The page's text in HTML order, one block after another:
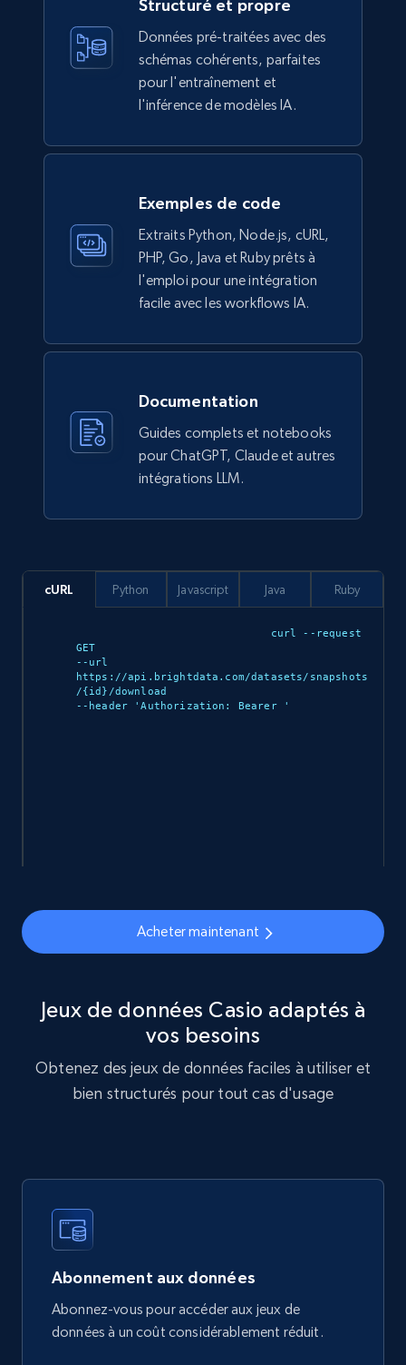
count, Main image, Category url, Category, and
more.
Walmart sellers info
Seller id, URL, Catalog seller id, Seller name, Seller
display name, Seller email, Seller phone, Seller
about us, and more.
eCommerce
88+
Ozon.ru products
URL, Sku, Breadcrumbs, Name, Rating, Review
eCommerce
897+
URL, Product id, Title, Original price, Final price,
Discount rate, Currency, Description, and more.
eCommerce
Google Shopping products search US
URL, Product id, Title, Final price, Initial price,
eCommerce
Structuré et propre
Données pré-traitées avec des
schémas cohérents, parfaites
pour l'entraînement et
l'inférence de modèles IA.
Exemples de code
Extraits Python, Node.js, cURL,
PHP, Go, Java et Ruby prêts à
l'emploi pour une intégration
facile avec les workflows IA.
Documentation
Guides complets et notebooks
pour ChatGPT, Claude et autres
intégrations LLM.
cURL
curl --request
GET
--url
https://api.brightdata.com/datasets/snapshots
/{id}/download
--header 'Authorization: Bearer
'
Python Javascript Java Ruby
Acheter maintenant
Jeux de données Casio adaptés à
vos besoins
Obtenez des jeux de données faciles à utiliser et
bien structurés pour tout cas d'usage
Abonnement aux données
Abonnez-vous pour accéder aux jeux de
données à un coût considérablement réduit.